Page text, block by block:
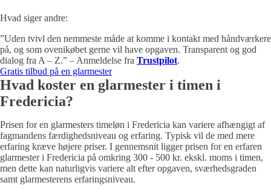
Hvad siger andre:
”Uden tvivl den nemmeste måde at komme i kontakt med håndværkere
på, og som ovenikøbet gerne vil have opgaven. Transparent og god
dialog fra A – Z.” – Anmeldelse fra Trustpilot.
Gratis tilbud på en glarmester
Hvad koster en glarmester i timen i
Fredericia?
Prisen for en glarmesters timeløn i Fredericia kan variere afhængigt af
fagmandens færdighedsniveau og erfaring. Typisk vil de med mere
erfaring kræve højere priser. I gennemsnit ligger prisen for en erfaren
glarmester i Fredericia på omkring 300 - 500 kr. ekskl. moms i timen,
men dette kan naturligvis variere alt efter opgaven, sværhedsgraden
samt glarmesterens erfaringsniveau.